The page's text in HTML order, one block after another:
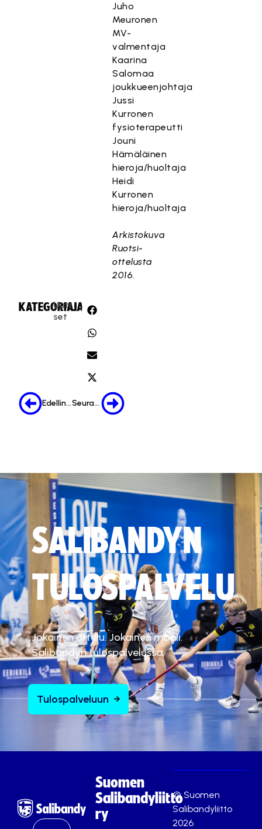
Juho
Meuronen
MV-
valmentaja
Kaarina
Salomaa
joukkueenjohtaja
Jussi
Kurronen
fysioterapeutti
Jouni
Hämäläinen
hieroja/huoltaja
Heidi
Kurronen
hieroja/huoltaja
Arkistokuva
Ruotsi-
ottelusta
2016.
KATEGORIA:
Uuti
set
JAA:
Edellinen Seuraava
SALIBANDYN
TULOSPALVELU
Jokainen ottelu. Jokainen maali.
Salibandyn tulospalvelussa.
Tulospalveluun
Suomen
Salibandyliitto
ry
© Suomen
Salibandyliitto
2026